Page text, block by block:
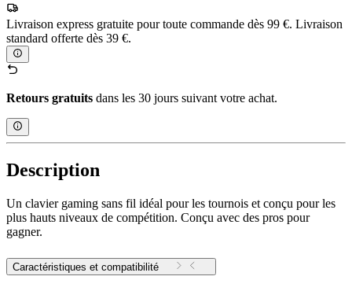
Livraison express gratuite pour toute commande dès 99 €. Livraison
standard offerte dès 39 €.
Retours gratuits dans les 30 jours suivant votre achat.
Description
Un clavier gaming sans fil idéal pour les tournois et conçu pour les
plus hauts niveaux de compétition. Conçu avec des pros pour
gagner.
Caractéristiques et compatibilité